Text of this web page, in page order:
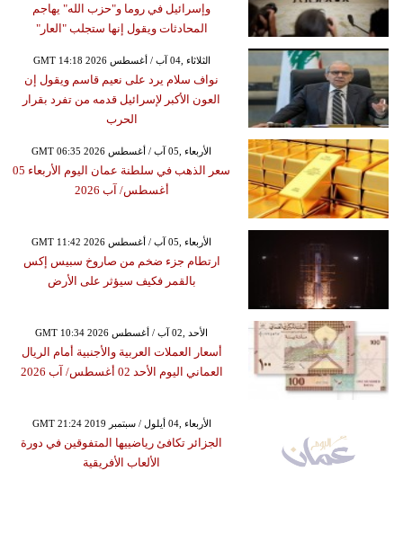
وإسرائيل في روما و"حزب الله" يهاجم
المحادثات ويقول إنها ستجلب "العار"
GMT 14:18 2026 الثلاثاء ,04 آب / أغسطس
نواف سلام يرد على نعيم قاسم ويقول إن
العون الأكبر لإسرائيل قدمه من تفرد بقرار
الحرب
GMT 06:35 2026 الأربعاء ,05 آب / أغسطس
سعر الذهب في سلطنة عمان اليوم الأربعاء 05
أغسطس/ آب 2026
GMT 11:42 2026 الأربعاء ,05 آب / أغسطس
ارتطام جزء ضخم من صاروخ سبيس إكس
بالقمر فكيف سيؤثر على الأرض
GMT 10:34 2026 الأحد ,02 آب / أغسطس
أسعار العملات العربية والأجنبية أمام الريال
العماني اليوم الأحد 02 أغسطس/ آب 2026
GMT 21:24 2019 الأربعاء ,04 أيلول / سبتمبر
الجزائر تكافئ رياضييها المتفوقين في دورة
الألعاب الأفريقية